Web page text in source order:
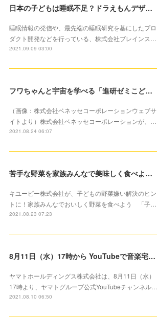
日本の子どもは睡眠不足？ドラえもんデザインでお子さまと楽しく睡眠診断できるコンテンツスタート
睡眠情報の発信や、最先端の睡眠研究を基にしたプロ
ダクト開発などを行っている、株式会社ブレインス…
2021.09.09 03:00
フワちゃんと宇宙を学べる「進研ゼミこども大学」星出宇宙飛行士による宇宙からライブ授業実施決定
（画像：株式会社ベネッセコーポレーションウェブサ
イトより）株式会社ベネッセコーポレーションが、…
2021.08.24 06:07
苦手な野菜を家族みんなで美味しく食べよう！「子どもと野菜をたのしもう」キユーピー公式サイトで開設
キユーピー株式会社が、子どもの野菜嫌い解決のヒン
トに！家族みんなでおいしく野菜を食べよう 「子…
2021.08.23 07:23
8月11日（水）17時から YouTubeで音楽宅急便2021「クロネコファミリーコンサート」 ゲストにピアニスト清塚信也さん出演
ヤマトホールディングス株式会社は、8月11日（水）
17時より、ヤマトグループ公式YouTubeチャンネル…
2021.08.10 06:50